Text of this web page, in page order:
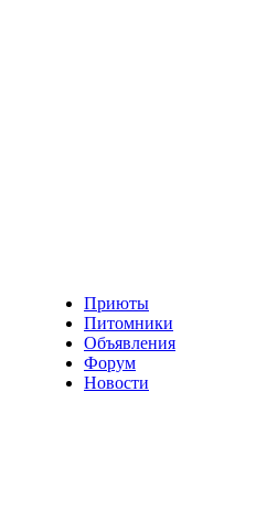
Приюты
Питомники
Объявления
Форум
Новости